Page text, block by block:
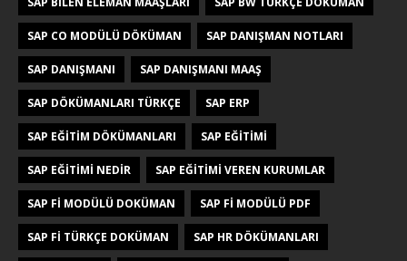
SAP CO MODÜLÜ DÖKÜMAN SAP DANIŞMAN NOTLARI
SAP DANIŞMANI SAP DANIŞMANI MAAŞ
SAP DÖKÜMANLARI TÜRKÇE SAP ERP
SAP EĞITIM DÖKÜMANLARI SAP EĞITIMI
SAP EĞITIMI NEDIR SAP EĞITIMI VEREN KURUMLAR
SAP FI MODÜLÜ DOKÜMAN SAP FI MODÜLÜ PDF
SAP FI TÜRKÇE DOKÜMAN SAP HR DÖKÜMANLARI